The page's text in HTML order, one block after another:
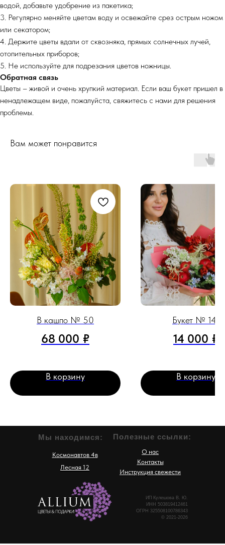
водой, добавьте удобрение из пакетика;
3. Регулярно меняйте цветам воду и освежайте срез острым ножом
или секатором;
4. Держите цветы вдали от сквозняка, прямых солнечных лучей,
отопительных приборов;
5. Не используйте для подрезания цветов ножницы.
Обратная связь
Цветы – живой и очень хрупкий материал. Если ваш букет пришел в
ненадлежащем виде, пожалуйста, свяжитесь с нами для решения
проблемы.
Вам может понравится
В кашпо № 50
68 000 ₽
В корзину
Букет № 141
14 000 ₽
В корзину
Полезные ссылки:
ИП Кулешова В. Ю.
ИНН 503819412461
ОГРН 325508100786343
© 2021-2026
Инструкция свежести
Контакты
О нас
Лесная 12
Мы находимся:
Космонавтов 4в